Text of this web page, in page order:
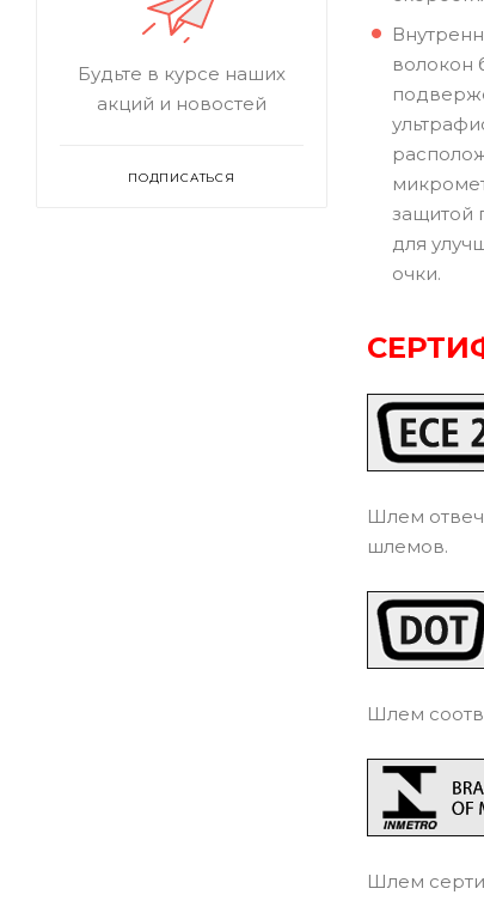
волокон
защитой
для
очки.
Шлем
шлемов.
Шлем
Шлем
Будьте в курсе наших
акций и новостей
ПОДПИСАТЬСЯ